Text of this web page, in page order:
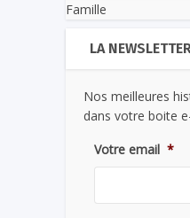
Famille
LA
Nos meilleures
dans votre boite
Votre email *